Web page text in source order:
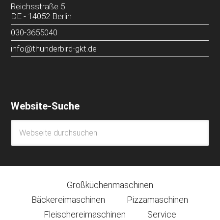
Reichsstraße 5
DE - 14052 Berlin
030-3655040
info@thunderbird-gkt.de
Website-Suche
Großküchenmaschinen
Bäckereimaschinen
Pizzamaschinen
Fleischereimaschinen
Service